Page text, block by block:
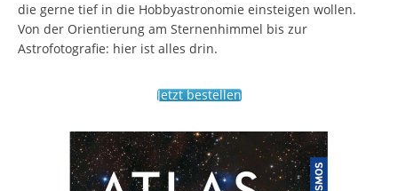
die gerne tief in die Hobbyastronomie einsteigen wollen.
Von der Orientierung am Sternenhimmel bis zur
Astrofotografie: hier ist alles drin.
Jetzt bestellen